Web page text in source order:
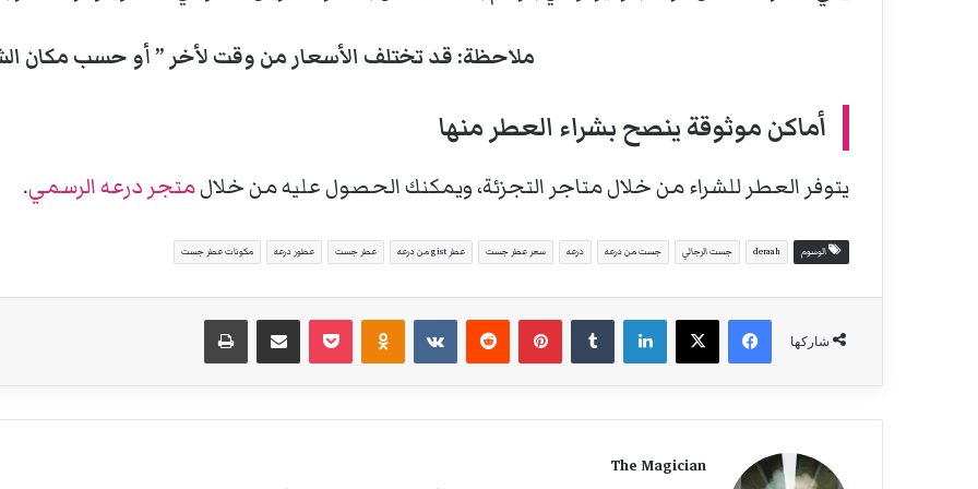
ملاحظة: قد تختلف الأسعار من وقت لأخر ” أو حسب مكان
أماكن موثوقة ينصح بشراء العطر منها
يتوفر العطر للشراء من خلال متاجر التجزئة، ويمكنك الحصول عليه من خلالمتجر درعه الرسمي.
الوسوم deraah جست الرجالي جست من درعه درعه سعر عطر جست عطر gist من درعه عطر جست عطور درعه مكونات عطر جست
شاركها
فيسبوك ‫X لينكدإن بينتيريست Odnoklassniki
‫Pocket مشاركة عبر البريد طباعة
The Magician